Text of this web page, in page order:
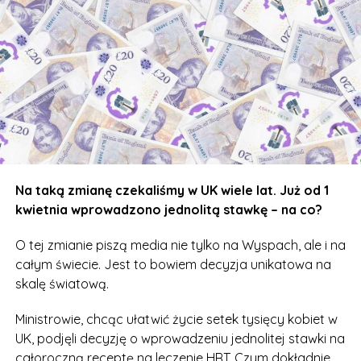
zdrowie i dobre samopoczucie powinno być
priorytetem. Teraz będą mogły sobie ulżyć bez
martwienia się o koszty – mówi Dame Lesley Regan,
Women’s Health Ambassador w UK.
Szacuje się, że z leczenia HRT korzysta ok. 400 tysięcy
kobiet w Wielkiej Brytanii. Teraz ta liczba
prawdopodobnie się zwiększy.
Więcej o Hormone Replacement Theraphy
przeczytacie na oficjalnej stronie NHS –dostępnej
Na taką zmianę czekaliśmy w UK wiele lat. Już od 1
kwietnia wprowadzono jednolitą stawkę – na co?
O tej zmianie piszą media nie tylko na Wyspach, ale i na
całym świecie. Jest to bowiem decyzja unikatowa na
skalę światową.
Ministrowie, chcąc ułatwić życie setek tysięcy kobiet w
UK, podjęli decyzję o wprowadzeniu jednolitej stawki na